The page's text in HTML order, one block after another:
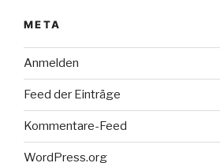
META
Anmelden
Feed der Einträge
Kommentare-Feed
WordPress.org